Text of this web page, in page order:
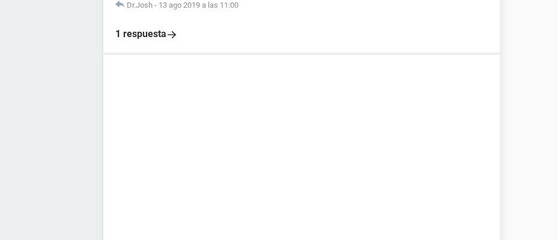
Dr.Josh - 13 ago 2019 a las 11:00
1 respuesta